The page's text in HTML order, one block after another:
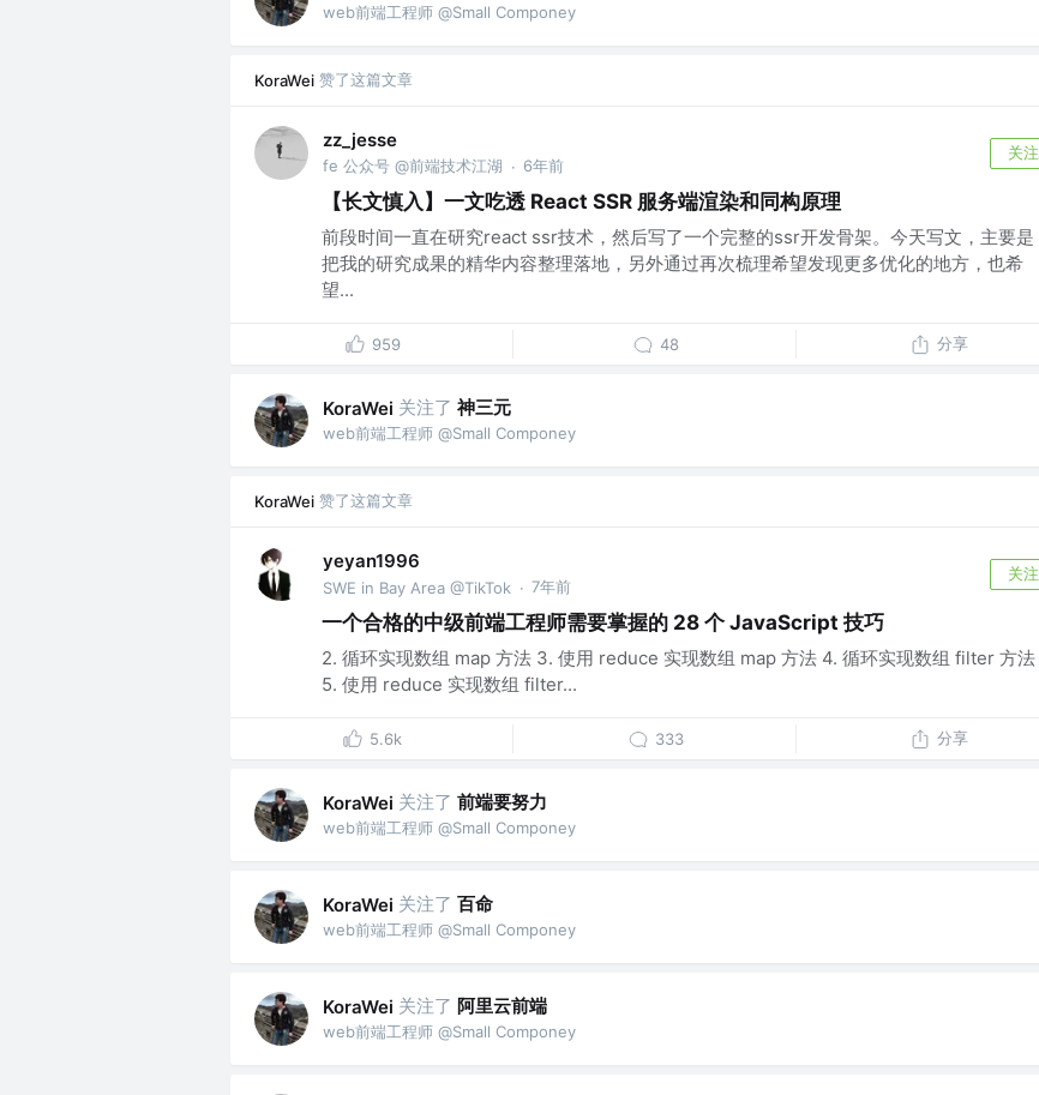
web前端工程师 @Small Componey
KoraWei 赞了这篇文章
zz_jesse
fe 公众号 @前端技术江湖 · 6年前
关注
【长文慎入】一文吃透 React SSR 服务端渲染和同构原理
前段时间一直在研究react ssr技术，然后写了一个完整的ssr开发骨架。今天写文，主要是
把我的研究成果的精华内容整理落地，另外通过再次梳理希望发现更多优化的地方，也希
望...
959 48 分享
KoraWei 关注了 神三元
web前端工程师 @Small Componey
KoraWei 赞了这篇文章
yeyan1996
SWE in Bay Area @TikTok · 7年前
关注
一个合格的中级前端工程师需要掌握的 28 个 JavaScript 技巧
2. 循环实现数组 map 方法 3. 使用 reduce 实现数组 map 方法 4. 循环实现数组 filter 方法
5. 使用 reduce 实现数组 filter...
5.6k 333 分享
KoraWei 关注了 前端要努力
web前端工程师 @Small Componey
KoraWei 关注了 百命
web前端工程师 @Small Componey
KoraWei 关注了 阿里云前端
web前端工程师 @Small Componey